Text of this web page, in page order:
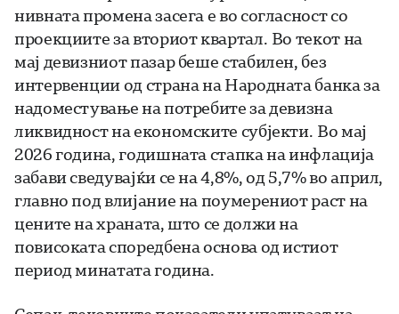
нивната промена засега е во согласност со
проекциите за вториот квартал. Во текот на
мај девизниот пазар беше стабилен, без
интервенции од страна на Народната банка за
надоместување на потребите за девизна
ликвидност на економските субјекти. Во мај
2026 година, годишната стапка на инфлација
забави сведувајќи се на 4,8%, од 5,7% во април,
главно под влијание на поумерениот раст на
цените на храната, што се должи на
повисоката споредбена основа од истиот
период минатата година.